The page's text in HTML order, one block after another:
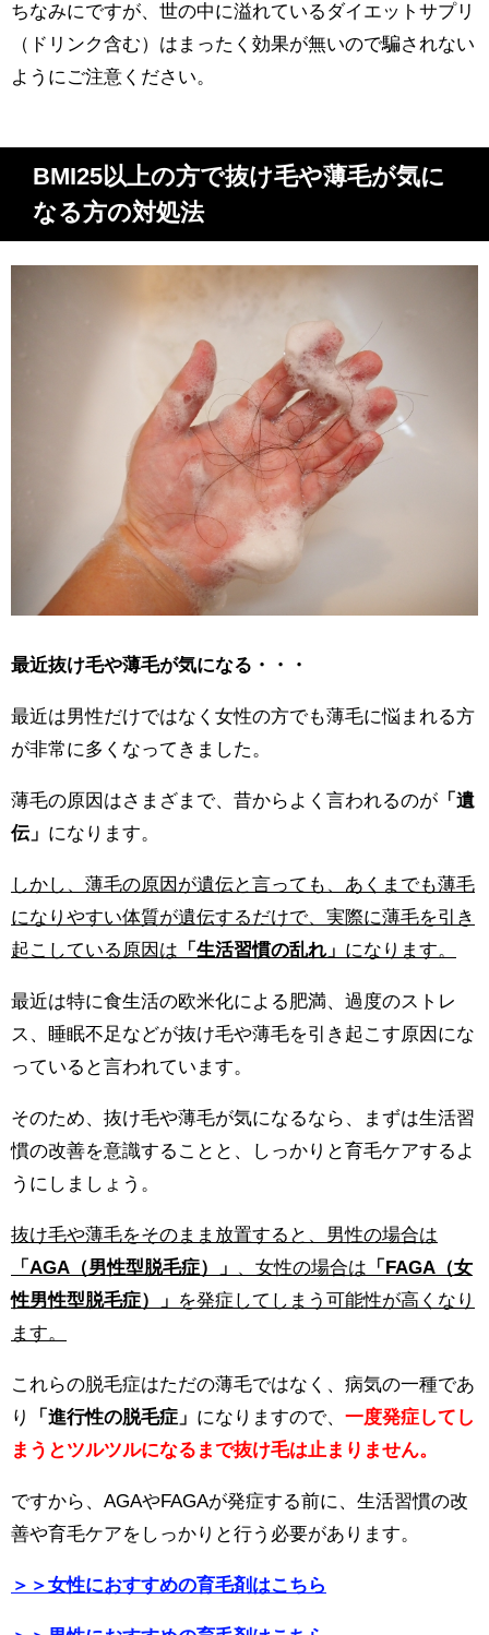
ちなみにですが、世の中に溢れているダイエットサプリ
（ドリンク含む）はまったく効果が無いので騙されない
ようにご注意ください。
BMI25以上の方で抜け毛や薄毛が気に
なる方の対処法
最近抜け毛や薄毛が気になる・・・
最近は男性だけではなく女性の方でも薄毛に悩まれる方
が非常に多くなってきました。
薄毛の原因はさまざまで、昔からよく言われるのが 「遺
伝」 になります。
しかし、薄毛の原因が遺伝と言っても、あくまでも薄毛
になりやすい体質が遺伝するだけで、実際に薄毛を引き
起こしている原因は 「生活習慣の乱れ」 になります。
最近は特に食生活の欧米化による肥満、過度のストレ
ス、睡眠不足などが抜け毛や薄毛を引き起こす原因にな
っていると言われています。
そのため、抜け毛や薄毛が気になるなら、まずは生活習
慣の改善を意識することと、しっかりと育毛ケアするよ
うにしましょう。
抜け毛や薄毛をそのまま放置すると、男性の場合は
「AGA（男性型脱毛症）」
、女性の場合は 「FAGA（女
性男性型脱毛症）」
を発症してしまう可能性が高くなり
ます。
これらの脱毛症はただの薄毛ではなく、病気の一種であ
り
「進行性の脱毛症」 になりますので、 一度発症してし
まうとツルツルになるまで抜け毛は止まりません。
ですから、AGAやFAGAが発症する前に、生活習慣の改
善や育毛ケアをしっかりと行う必要があります。
＞＞女性におすすめの育毛剤はこちら